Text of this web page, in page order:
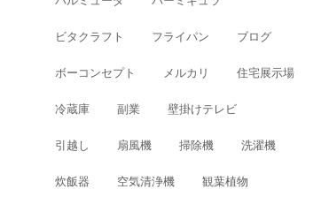
ビタクラフト フライパン ブログ
ボーコンセプト メルカリ 住宅展示場
冷蔵庫 副業 壁掛けテレビ
引越し 扇風機 掃除機 洗濯機
炊飯器 空気清浄機 観葉植物